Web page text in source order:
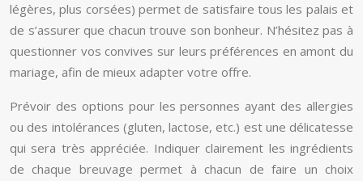
légères, plus corsées) permet de satisfaire tous les palais et
de s’assurer que chacun trouve son bonheur. N’hésitez pas à
questionner vos convives sur leurs préférences en amont du
mariage, afin de mieux adapter votre offre.
Prévoir des options pour les personnes ayant des allergies
ou des intolérances (gluten, lactose, etc.) est une délicatesse
qui sera très appréciée. Indiquer clairement les ingrédients
de chaque breuvage permet à chacun de faire un choix